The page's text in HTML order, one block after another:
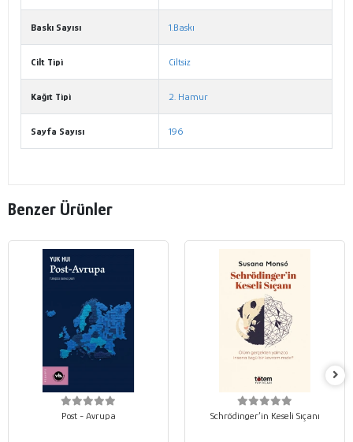
Baskı Sayısı 1.Baskı
Cilt Tipi Ciltsiz
Kağıt Tipi 2. Hamur
Sayfa Sayısı 196
Benzer Ürünler
Post - Avrupa Schrödinger’in Keseli Sıçanı